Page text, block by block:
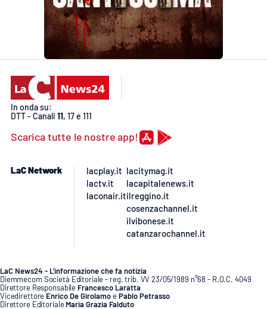
In onda su:
DTT - Canali 11, 17 e 111
Scarica tutte le nostre app!
LaC Network
lacplay.it
lactv.it
laconair.it
lacitymag.it
lacapitalenews.it
ilreggino.it
cosenzachannel.it
ilvibonese.it
catanzarochannel.it
LaC News24 - L’informazione che fa notizia
Diemmecom Società Editoriale - reg. trib. VV 23/05/1989 n°68 - R.O.C. 4049
Direttore Responsabile Francesco Laratta
Vicedirettore Enrico De GirolamoePablo Petrasso
Direttore Editoriale Maria Grazia Falduto